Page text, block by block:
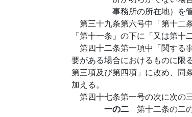
事務所の所在地）を
第三十九条第六号中「第十二
「第十一条」の下に「又は第十
第四十二条第一項中「関する
要がある場合におけるものに限
第三項及び第四項」に改め、同
加える。
第四十七条第一号の次に次の
一の二 第十二条の二